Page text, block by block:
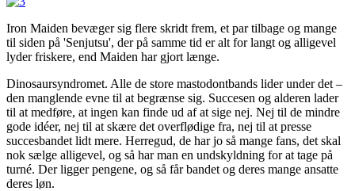
Iron Maiden bevæger sig flere skridt frem, et par tilbage og mange
til siden på 'Senjutsu', der på samme tid er alt for langt og alligevel
lyder friskere, end Maiden har gjort længe.
Dinosaursyndromet. Alle de store mastodontbands lider under det –
den manglende evne til at begrænse sig. Succesen og alderen lader
til at medføre, at ingen kan finde ud af at sige nej. Nej til de mindre
gode idéer, nej til at skære det overflødige fra, nej til at presse
succesbandet lidt mere. Herregud, de har jo så mange fans, det skal
nok sælge alligevel, og så har man en undskyldning for at tage på
turné. Der ligger pengene, og så får bandet og deres mange ansatte
deres løn.